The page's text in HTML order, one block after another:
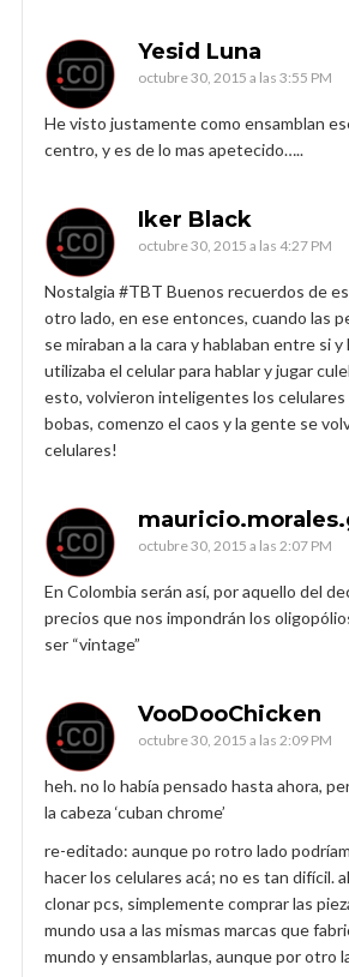
Yesid Luna
octubre 30, 2015 a las 3:55 PM
He visto justamente como ensamblan
centro, y es de lo mas apetecido…..
Iker Black
octubre 30, 2015 a las 4:27 PM
Nostalgia #TBT Buenos recuerdos de
otro lado, en ese entonces, cuando las
se miraban a la cara y hablaban entre si
utilizaba el celular para hablar y jugar
esto, volvieron inteligentes los celulares
bobas, comenzo el caos y la gente se
celulares!
octubre 30, 2015 a las 2:07 PM
En Colombia serán así, por aquello del
precios que nos impondrán los
ser “vintage”
VooDooChicken
octubre 30, 2015 a las 2:09 PM
heh. no lo había pensado hasta ahora,
la cabeza ‘cuban chrome’
re-editado: aunque po rotro lado
hacer los celulares acá; no es tan difícil.
clonar pcs, simplemente comprar las
mundo usa a las mismas marcas que
mundo y ensamblarlas, aunque por otro